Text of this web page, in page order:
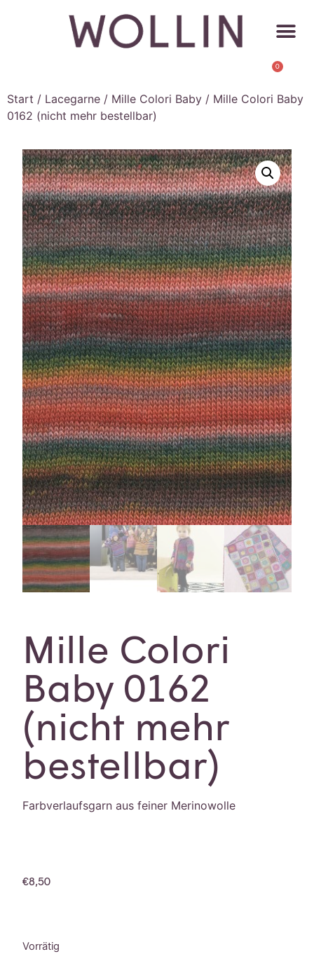
0
Start / Lacegarne / Mille Colori Baby / Mille Colori Baby
0162 (nicht mehr bestellbar)
Mille Colori
Baby 0162
(nicht mehr
bestellbar)
Farbverlaufsgarn aus feiner Merinowolle
€8,50
Vorrätig